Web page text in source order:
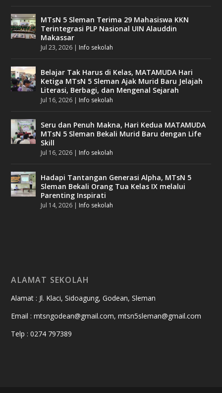
MTsN 5 Sleman Terima 29 Mahasiswa KKN
Terintegrasi PLP Nasional UIN Alauddin
Makassar
Jul 23, 2026 | Info sekolah
Belajar Tak Harus di Kelas, MATAMUDA Hari
Ketiga MTsN 5 Sleman Ajak Murid Baru Jelajah
Literasi, Berbagi, dan Mengenal Sejarah
Jul 16, 2026 | Info sekolah
Seru dan Penuh Makna, Hari Kedua MATAMUDA
MTsN 5 Sleman Bekali Murid Baru dengan Life
Skill
Jul 16, 2026 | Info sekolah
Hadapi Tantangan Generasi Alpha, MTsN 5
Sleman Bekali Orang Tua Kelas IX melalui
Parenting Inspirati
Jul 14, 2026 | Info sekolah
ALAMAT SEKOLAH
Alamat : Jl. Klaci, Sidoagung, Godean, Sleman
Email : mtsngodean@gmail.com, mtsn5sleman@gmail.com
Telp : 0274 797389